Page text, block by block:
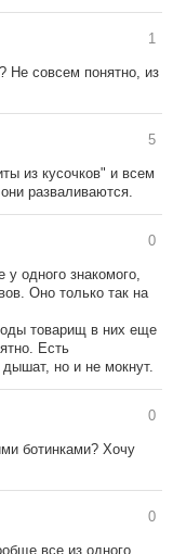
1
Не совсем понятно, из
5
из кусочков" и всем
разваливаются.
0
у одного знакомого,
Оно только так на
товарищ в них еще
Есть
но и не мокнут.
0
ботинками? Хочу
0
все из одного